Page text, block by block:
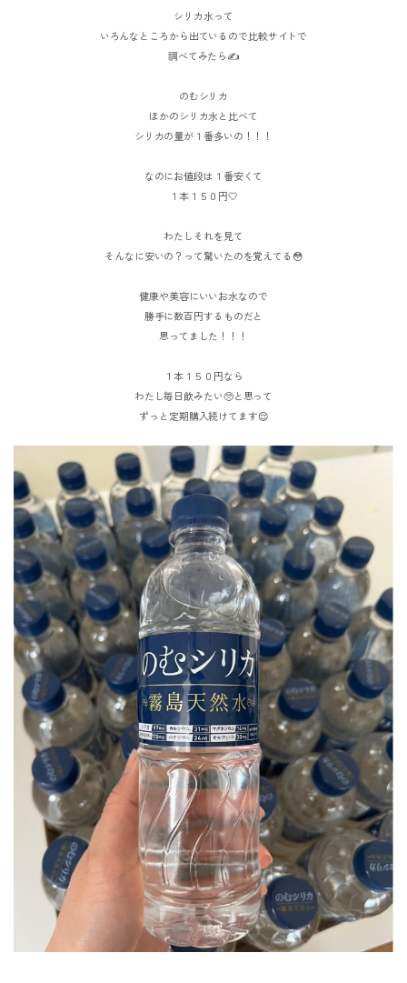
シリカ水って
いろんなところから出ているので比較サイトで
調べてみたら✍️
のむシリカ
ほかのシリカ水と比べて
シリカの量が１番多いの！！！
なのにお値段は１番安くて
１本１５０円🤍
わたしそれを見て
そんなに安いの？って驚いたのを覚えてる😳
健康や美容にいいお水なので
勝手に数百円するものだと
思ってました！！！
１本１５０円なら
わたし毎日飲みたい🥺と思って
ずっと定期購入続けてます😌